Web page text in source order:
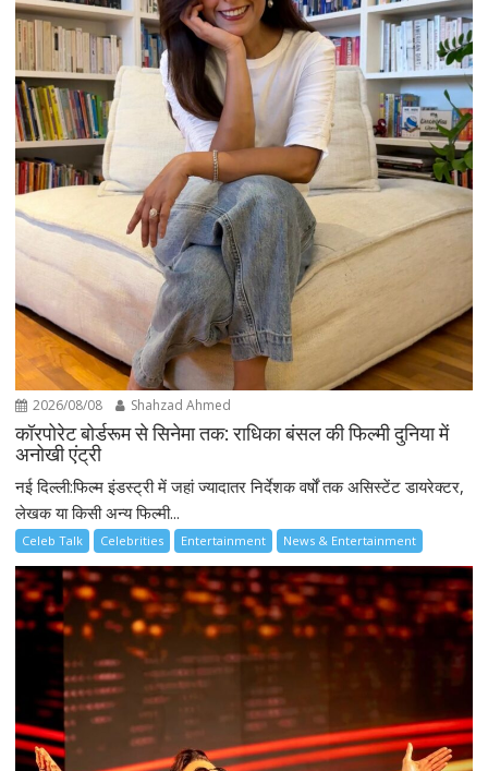
2026/08/08 Shahzad Ahmed
कॉरपोरेट बोर्डरूम से सिनेमा तक: राधिका बंसल की फिल्मी दुनिया में
अनोखी एंट्री
नई दिल्ली:फिल्म इंडस्ट्री में जहां ज्यादातर निर्देशक वर्षों तक असिस्टेंट डायरेक्टर,
लेखक या किसी अन्य फिल्मी...
Celeb Talk Celebrities Entertainment News & Entertainment